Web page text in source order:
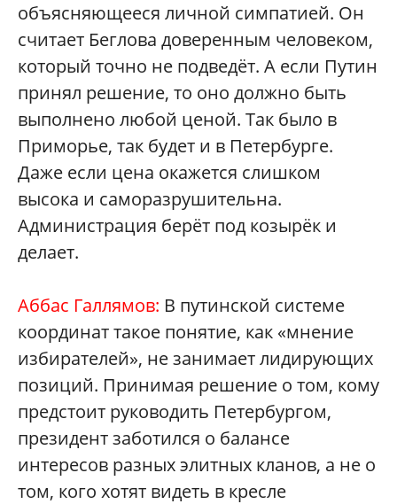
объясняющееся личной симпатией. Он
считает Беглова доверенным человеком,
который точно не подведёт. А если Путин
принял решение, то оно должно быть
выполнено любой ценой. Так было в
Приморье, так будет и в Петербурге.
Даже если цена окажется слишком
высока и саморазрушительна.
Администрация берёт под козырёк и
делает.
Аббас Галлямов: В путинской системе
координат такое понятие, как «мнение
избирателей», не занимает лидирующих
позиций. Принимая решение о том, кому
предстоит руководить Петербургом,
президент заботился о балансе
интересов разных элитных кланов, а не о
том, кого хотят видеть в кресле